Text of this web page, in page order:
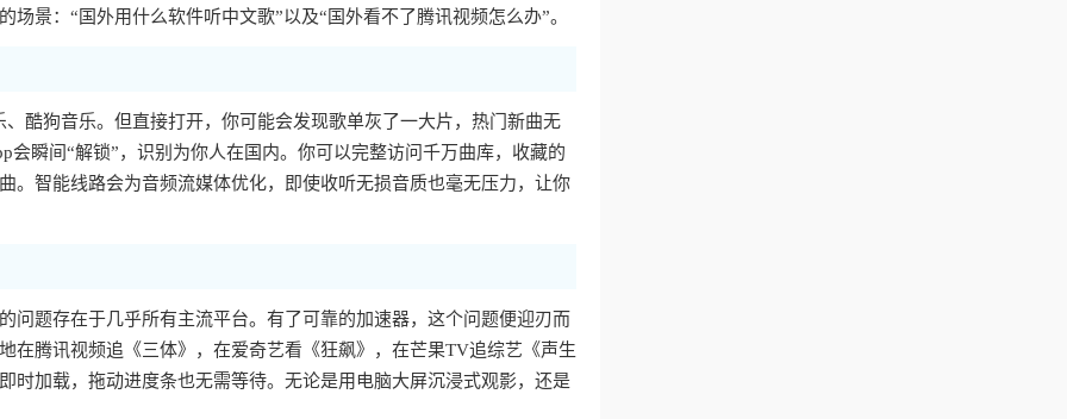
景：“国外用什么软件听中文歌”以及“国外看不了腾讯视频怎么办”。
酷狗音乐。但直接打开，你可能会发现歌单灰了一大片，热门新曲无
瞬间“解锁”，识别为你人在国内。你可以完整访问千万曲库，收藏的
。智能线路会为音频流媒体优化，即使收听无损音质也毫无压力，让你
问题存在于几乎所有主流平台。有了可靠的加速器，这个问题便迎刃而
在腾讯视频追《三体》，在爱奇艺看《狂飙》，在芒果TV追综艺《声生
时加载，拖动进度条也无需等待。无论是用电脑大屏沉浸式观影，还是